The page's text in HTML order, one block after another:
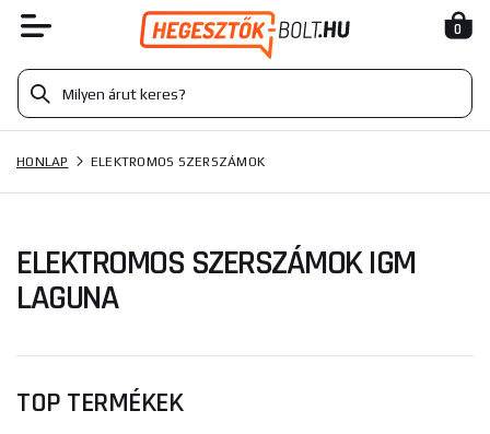
0
HONLAP ELEKTROMOS SZERSZÁMOK
ELEKTROMOS SZERSZÁMOK IGM
LAGUNA
TOP TERMÉKEK